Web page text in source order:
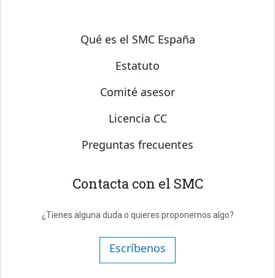
Sobre SMC España
Qué es el SMC España
Estatuto
Comité asesor
Licencia CC
Preguntas frecuentes
Contacta con el SMC
¿Tienes alguna duda o quieres proponernos algo?
Escríbenos